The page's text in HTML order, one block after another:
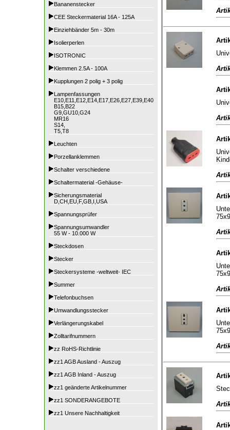
Bananenstecker
CEE Steckermaterial 16A - 125A
Einziehbänder 5m - 30m
Isolierperlen
ISOTRONIC
Klemmen 2.5A - 100A
Kupplungen 2 polig + 3 polig
Lampenfassungen
E10,E11,E12,E14,E17,E26,E27,E39,E40
B15,B22
G9,GU10,G24
MR16
S14,
T5,T8
Leuchten
Porzellanklemmen
Schalter verschiedene
Schaltermaterial -Gehäuse-
Sicherungsmaterial
D,CH,EU,F,GB,I,USA
Spannungsprüfer
Spannungsumwandler
55 W - 10.000 W
Steckdosen
Stecker
Steckersysteme -weltweit- IEC
Summer
Telefonbuchsen
Umwandlungsstecker
Verlängerungskabel
Zolltarifnummern
zz RoHS-Richtlinie
zz1 AGB Ausland - Auszug
zz1 AGB Inland - Auszug
zz1 geänderte Artikelnummer
zz1 SONDERANGEBOTE
zz1 Unsere Nachhaltigkeit